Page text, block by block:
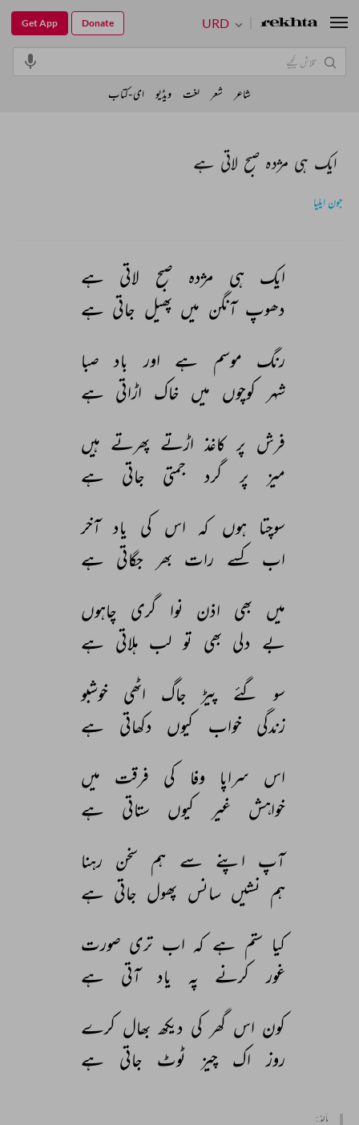
ایک ہی مژدہ صبح لاتی ہے
جون ایلیا
ایک ہی مژدہ صبح لاتی
ہے
دھوپ آنگن میں پھیل جاتی ہے
رنگ
موسم ہے اور باد صبا
شہر کوچوں میں خاک اڑاتی ہے
فرش پر کاغذ اڑتے پھرتے ہیں
میز
پر گرد جمتی جاتی
ہے
سوچتا ہوں کہ اس کی یاد آخر
اب کسے رات بھر جگاتی ہے
میں بھی اذن نوا گری چاہوں
بے دلی بھی تو لب ہلاتی ہے
سو
گئے پیڑ جاگ اٹھی
خوشبو
زندگی
خواب کیوں دکھاتی
ہے
اس
سراپا وفا کی فرقت
میں
خواہش
غیر کیوں ستاتی
ہے
آپ اپنے سے ہم سخن رہنا
ہم نشیں سانس پھول جاتی ہے
کیا ستم ہے کہ اب تری صورت
غور
کرنے پہ یاد آتی
ہے
کون اس گھر کی دیکھ بھال کرے
روز اک چیز ٹوٹ جاتی ہے
مأخذ :
URD
Get App Donate
شاعر شعر لغت ویڈیو ای-کتاب